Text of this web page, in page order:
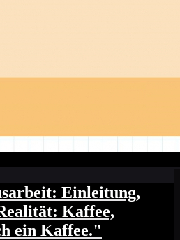
Einleitung,
Kaffee,
ein Kaffee."